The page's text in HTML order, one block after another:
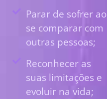
Parar de sofrer ao
se comparar com
outras pessoas;
Reconhecer as
suas limitações e
evoluir na vida;